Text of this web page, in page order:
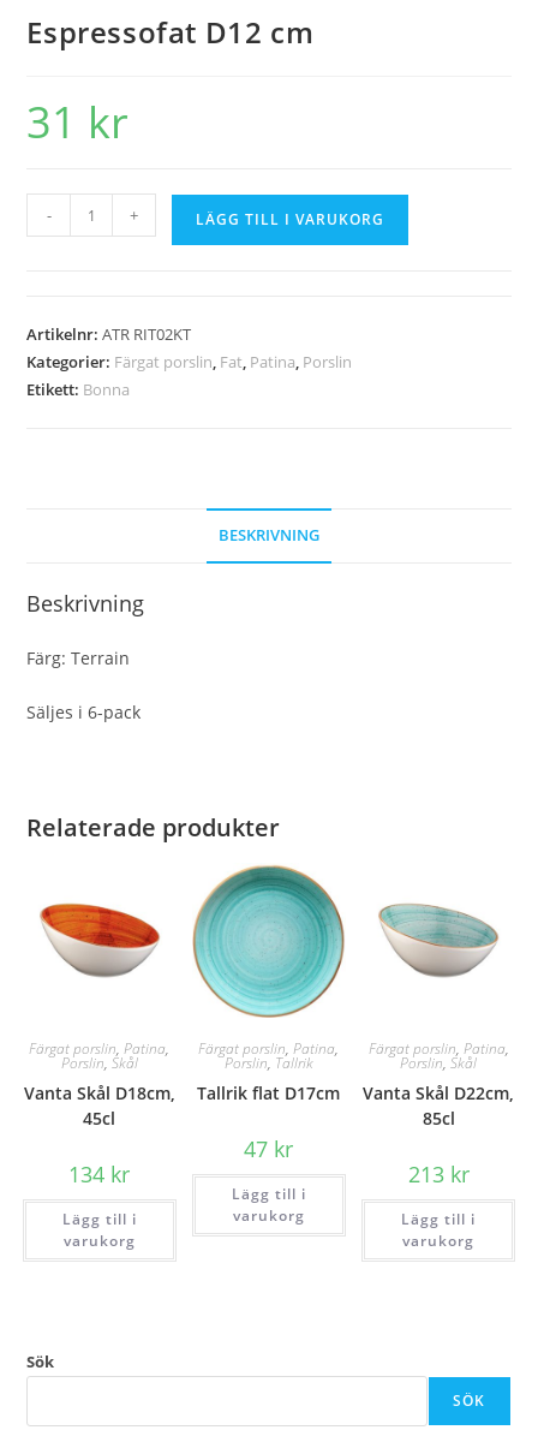
Espressofat D12 cm
31 kr
- + LÄGG TILL I VARUKORG
Artikelnr:ATR RIT02KT
Kategorier: Färgat porslin, Fat, Patina, Porslin
Etikett: Bonna
BESKRIVNING
Beskrivning
Färg: Terrain
Säljes i 6-pack
Relaterade produkter
Färgat porslin,Patina,
Porslin, Skål
Vanta Skål D18cm,
45cl
134 kr
Lägg till i
varukorg
Färgat porslin,Patina,
Porslin, Tallrik
Tallrik flat D17cm
47 kr
Lägg till i
varukorg
Färgat porslin, Patina,
Porslin,Skål
Vanta Skål D22cm,
85cl
213 kr
Lägg till i
varukorg
Sök
SÖK